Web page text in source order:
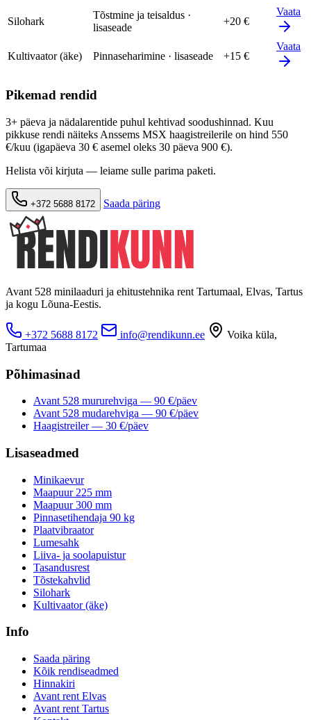
Silohark
Tõstmine ja teisaldus ·
lisaseade
+20 €
Vaata
Kultivaator (äke) Pinnaseharimine · lisaseade +15 €
Vaata
Pikemad rendid
3+ päeva ja nädalarentide puhul kehtivad soodushinnad. Kuu
pikkuse rendi näiteks Anssems MSX haagistreilerile on hind 550
€/kuu (igapäeva 30 € asemel oleks 30 päeva 900 €).
Helista või kirjuta — leiame sulle parima paketi.
+372 5688 8172 Saada päring
Avant 528 minilaaduri ja ehitustehnika rent Tartumaal, Elvas, Tartus
ja kogu Lõuna-Eestis.
+372 5688 8172 info@rendikunn.ee
Voika küla,
Tartumaa
Põhimasinad
Avant 528 mururehviga — 90 €/päev
Avant 528 mudarehviga — 90 €/päev
Haagistreiler — 30 €/päev
Lisaseadmed
Minikaevur
Maapuur 225 mm
Maapuur 300 mm
Pinnasetihendaja 90 kg
Plaatvibraator
Lumesahk
Liiva- ja soolapuistur
Tasandusrest
Tõstekahvlid
Silohark
Kultivaator (äke)
Info
Saada päring
Kõik rendiseadmed
Hinnakiri
Avant rent Elvas
Avant rent Tartus